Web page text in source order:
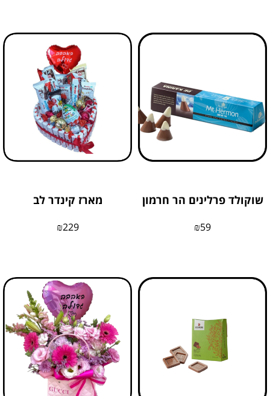
שוקולד פרלינים הר חרמון
₪59
מארז קינדר לב
₪229